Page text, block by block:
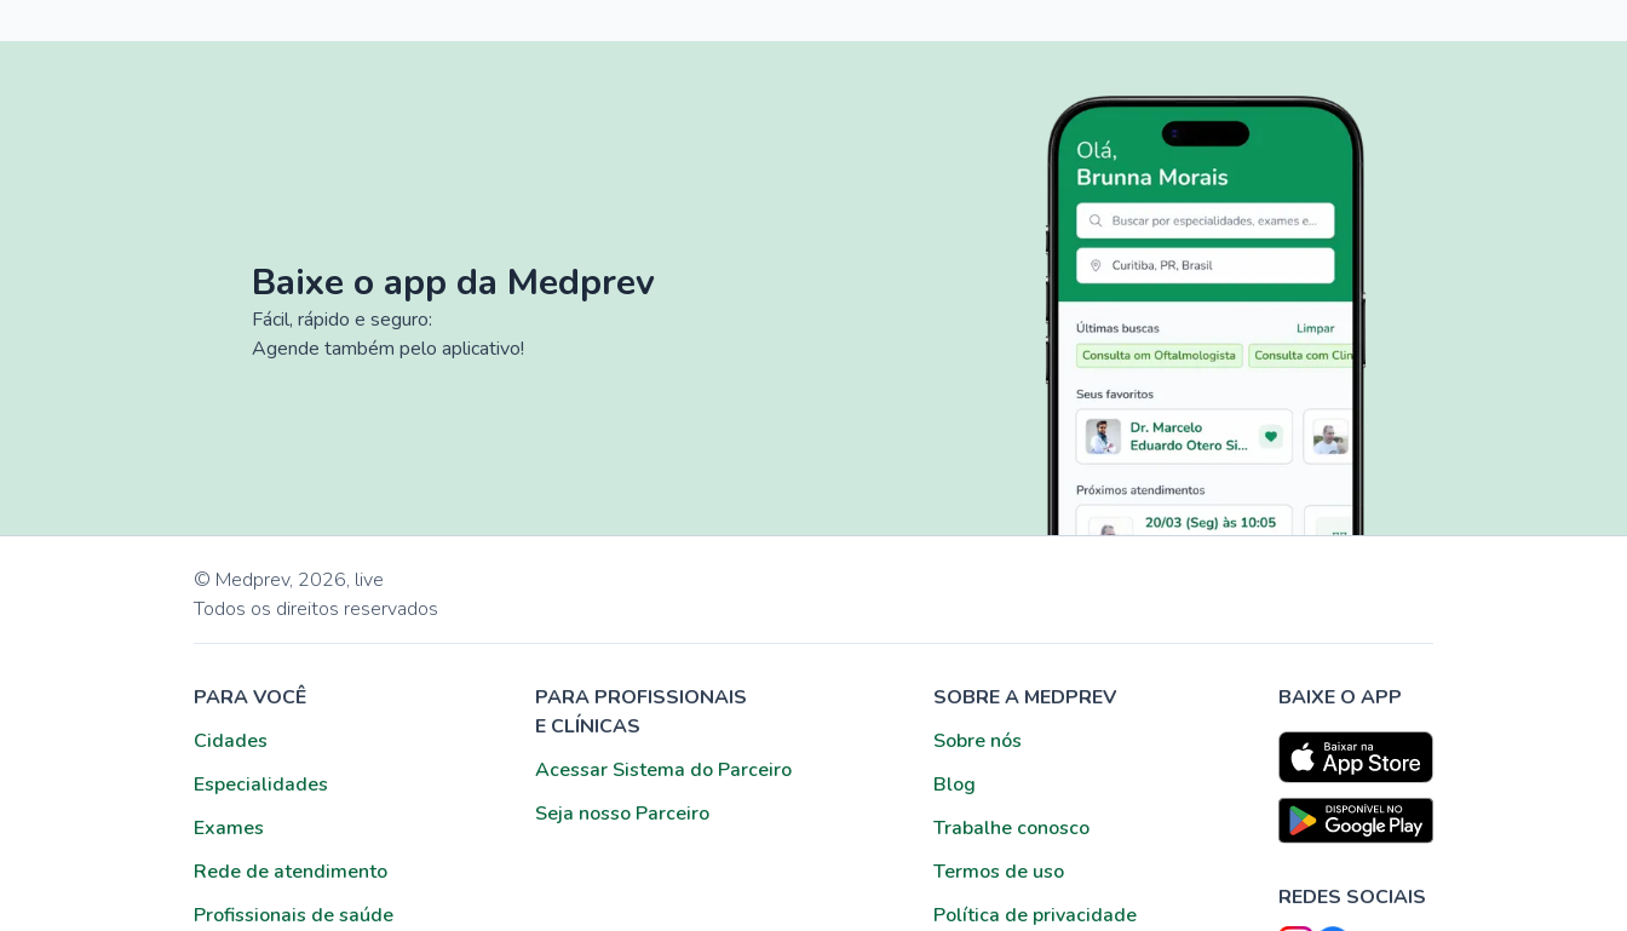
Baixe o app da Medprev
Fácil, rápido e seguro:
Agende também pelo aplicativo!
© Medprev, 2026, live
Todos os direitos reservados
PARA VOCÊ
Cidades
Especialidades
Exames
Rede de atendimento
Profissionais de saúde
PARA PROFISSIONAIS
E CLÍNICAS
Acessar Sistema do Parceiro
Seja nosso Parceiro
SOBRE A MEDPREV
Sobre nós
Blog
Trabalhe conosco
Termos de uso
Política de privacidade
BAIXE O APP
REDES SOCIAIS